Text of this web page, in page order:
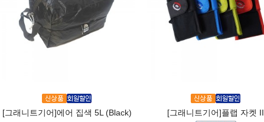
[그래니트기어]에어 집색 5L (Black)
[그래니트기어]플랩 자켓 II